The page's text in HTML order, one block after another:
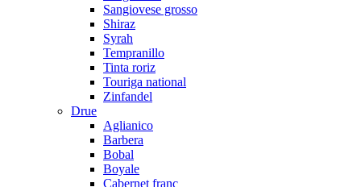
Sangiovese grosso
Shiraz
Syrah
Tempranillo
Tinta roriz
Touriga national
Zinfandel
Drue
Aglianico
Barbera
Bobal
Boyale
Cabernet franc